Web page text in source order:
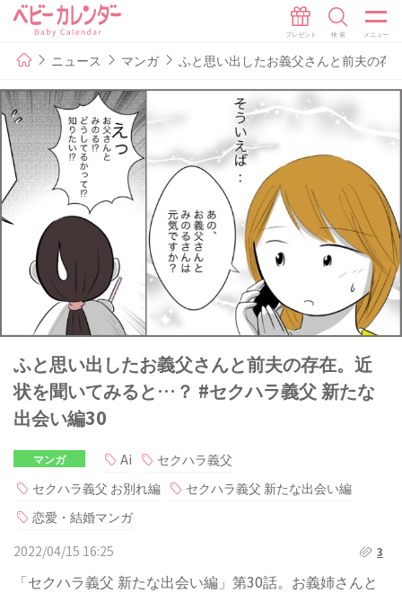
ニュース マンガ ふと思い出したお義父さんと前夫の存
ふと思い出したお義父さんと前夫の存在。近
状を聞いてみると…？ #セクハラ義父 新たな
出会い編30
マンガ Ai
セクハラ義父
セクハラ義父 お別れ編
セクハラ義父 新たな出会い編
恋愛・結婚マンガ
2022/04/15 16:25
3
「セクハラ義父 新たな出会い編」第30話。お義姉さんと